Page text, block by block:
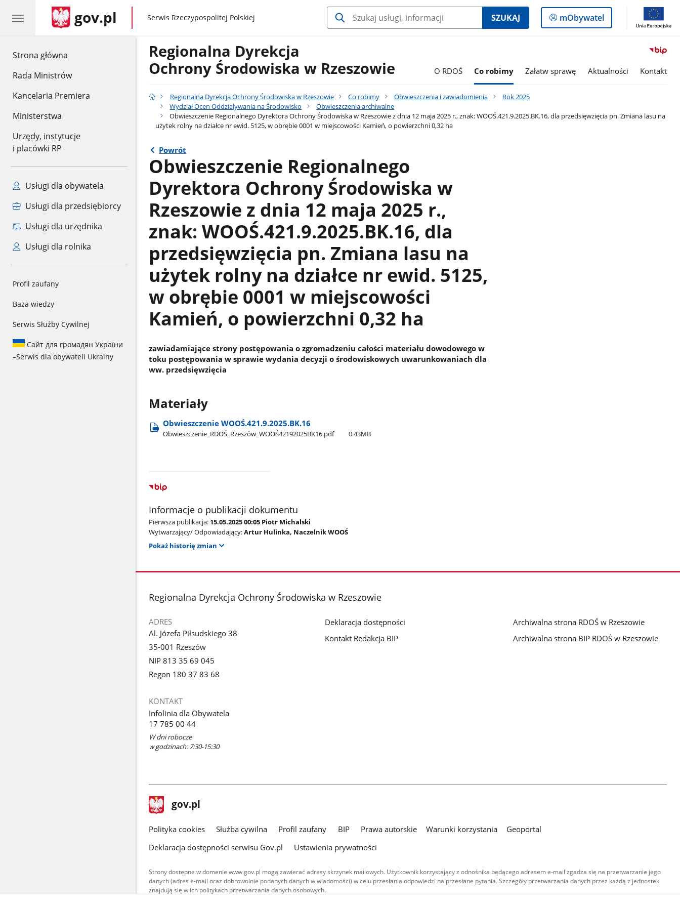
Strona główna
Rada Ministrów
Kancelaria Premiera
Ministerstwa
Urzędy, instytucje
i placówki RP
Usługi dla obywatela
Usługi dla przedsiębiorcy
Usługi dla urzędnika
Usługi dla rolnika
Profil zaufany
Baza wiedzy
Serwis Służby Cywilnej
Сайт для громадян України
–Serwis dla obywateli Ukrainy
gov.pl gov.pl
Serwis Rzeczypospolitej Polskiej SZUKAJ
Logowanie
do
mObywatel
Regionalna Dyrekcja
Ochrony Środowiska w Rzeszowie
O RDOŚ Co robimy Załatw sprawę Aktualności Kontakt
Regionalna Dyrekcja Ochrony Środowiska w Rzeszowie Co robimy Obwieszczenia i zawiadomienia
Rok 2025
Wydział Ocen Oddziaływania na Środowisko
Obwieszczenia archiwalne
Obwieszczenie Regionalnego Dyrektora Ochrony Środowiska w Rzeszowie z dnia 12 maja 2025 r., znak: WOOŚ.421.9.2025.BK.16, dla przedsięwzięcia pn. Zmiana lasu na
użytek rolny na działce nr ewid. 5125, w obrębie 0001 w miejscowości Kamień, o powierzchni 0,32 ha
Powrót
Obwieszczenie Regionalnego
Dyrektora Ochrony Środowiska w
Rzeszowie z dnia 12 maja 2025 r.,
znak: WOOŚ.421.9.2025.BK.16, dla
przedsięwzięcia pn. Zmiana lasu na
użytek rolny na działce nr ewid. 5125,
w obrębie 0001 w miejscowości
Kamień, o powierzchni 0,32 ha
zawiadamiające strony postępowania o zgromadzeniu całości materiału dowodowego w
toku postępowania w sprawie wydania decyzji o środowiskowych uwarunkowaniach dla
ww. przedsięwzięcia
Materiały
Obwieszczenie WOOŚ.421.9.2025.BK.16
Obwieszczenie​_RDOŚ​_Rzeszów​_WOOŚ42192025BK16.pdf 0.43MB
Informacje o publikacji dokumentu
Pierwsza publikacja: 15.05.2025 00:05 Piotr Michalski
Wytwarzający/ Odpowiadający:Artur Hulinka, Naczelnik WOOŚ
Pokaż historię zmian
stopka
Regionalna Dyrekcja Ochrony Środowiska w Rzeszowie
ADRES
Al. Józefa Piłsudskiego 38
35-001 Rzeszów
NIP 813 35 69 045
Regon 180 37 83 68
KONTAKT
Infolinia dla Obywatela
17 785 00 44
W dni robocze
w godzinach: 7:30-15:30
Deklaracja dostępności
Kontakt Redakcja BIP
Archiwalna strona RDOŚ w Rzeszowie
Archiwalna strona BIP RDOŚ w Rzeszowie
stopka
gov.pl Strona
gov.pl
gov.pl
Polityka cookies Służba cywilna Profil zaufany BIP Prawa autorskie Warunki korzystania
Geoportal
Deklaracja dostępności serwisu Gov.pl
Ustawienia prywatności
Strony dostępne w domenie www.gov.pl mogą zawierać adresy skrzynek mailowych. Użytkownik korzystający z odnośnika będącego adresem e-mail zgadza się na przetwarzanie jego
danych (adres e-mail oraz dobrowolnie podanych danych w wiadomości) w celu przesłania odpowiedzi na przesłane pytania. Szczegóły przetwarzania danych przez każdą z jednostek
znajdują się w ich politykach przetwarzania danych osobowych.